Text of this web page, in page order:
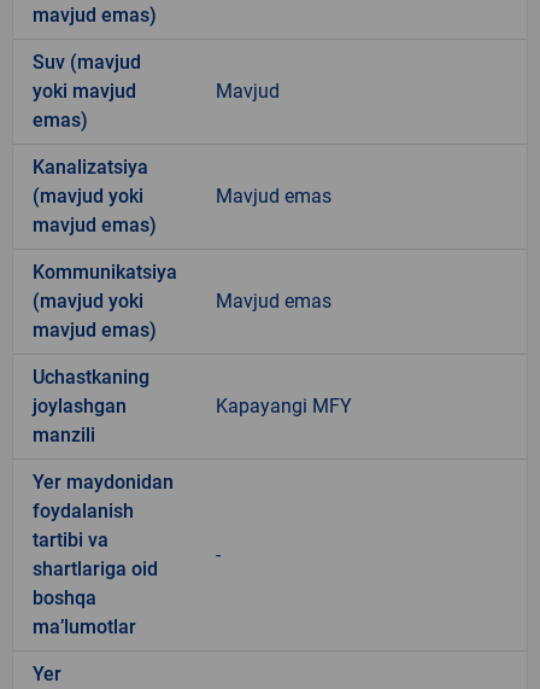
mavjud emas)
Suv (mavjud
yoki mavjud
emas)
Mavjud
Kanalizatsiya
(mavjud yoki
mavjud emas)
Mavjud emas
Kommunikatsiya
(mavjud yoki
mavjud emas)
Mavjud emas
Uchastkaning
joylashgan
manzili
Kapayangi MFY
Yer maydonidan
foydalanish
tartibi va
shartlariga oid
boshqa
ma’lumotlar
-
Yer